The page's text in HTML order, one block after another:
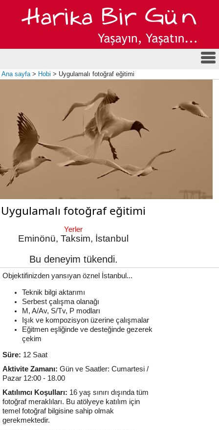
Ana sayfa> Hobi > Uygulamalı fotoğraf eğitimi
Uygulamalı fotoğraf eğitimi
Yerler
Eminönü, Taksim, İstanbul
Bu deneyim tükendi.
Objektifinizden yansıyan öznel İstanbul...
Teknik bilgi aktarımı
Serbest çalışma olanağı
M, A/Av, S/Tv, P modları
Işık ve kompozisyon üzerine çalışmalar
Eğitmen eşliğinde ve desteğinde gezerek
çekim
Süre: 12 Saat
Aktivite Zamanı: Gün ve Saatler: Cumartesi /
Pazar 12:00 - 18.00
Katılımcı Koşulları: 16 yaş sınırı dışında tüm
fotoğraf meraklıları. Bu atölyeye katılım için
temel fotoğraf bilgisine sahip olmak
gerekmektedir.